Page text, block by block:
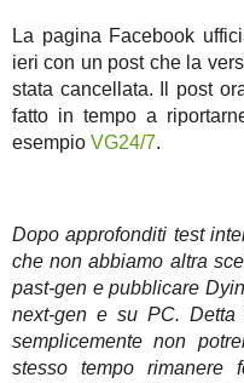
La pagina Facebook
ieri con un post che la
stata cancellata. Il post
fatto in tempo a
esempio VG24/7.
Dopo approfonditi test
che non abbiamo altra
past-gen e pubblicare
next-gen e su PC. Detta
semplicemente non
stesso tempo rimanere